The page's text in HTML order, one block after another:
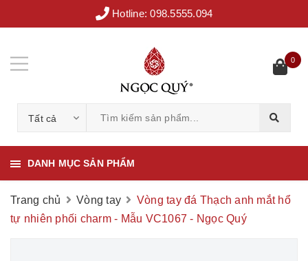
Hotline:098.5555.094
Tất cả
0
DANH MỤC SẢN PHẨM
Trang chủ Vòng tay
Vòng tay đá Thạch anh mắt hổ
tự nhiên phối charm - Mẫu VC1067 - Ngọc Quý